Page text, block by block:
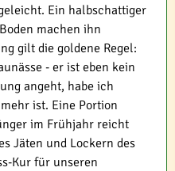
Ein halbschattiger
machen ihn
gilt die goldene Regel:
- er ist eben kein
angeht, habe ich
ist. Eine Portion
im Frühjahr reicht
Jäten und Lockern des
Kur für unseren